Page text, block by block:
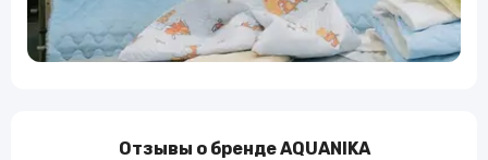
Отзывы о бренде AQUANIKA